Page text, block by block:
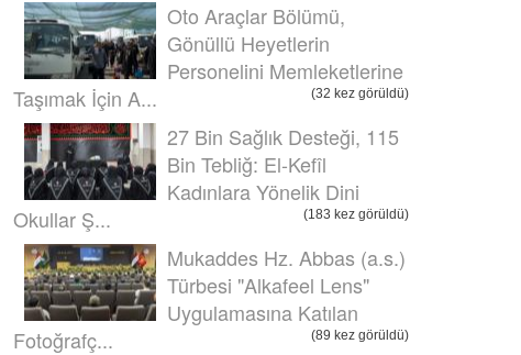
Oto Araçlar Bölümü,
Gönüllü Heyetlerin
Personelini Memleketlerine
Taşımak İçin A...
(32 kez görüldü)
27 Bin Sağlık Desteği, 115
Bin Tebliğ: El-Kefîl
Kadınlara Yönelik Dini
Okullar Ş...
(183 kez görüldü)
Mukaddes Hz. Abbas (a.s.)
Türbesi "Alkafeel Lens"
Uygulamasına Katılan
Fotoğrafç...
(89 kez görüldü)